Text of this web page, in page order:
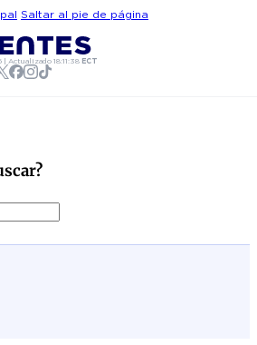
Saltar al pie de página
| Actualizado 18:11:38 ECT